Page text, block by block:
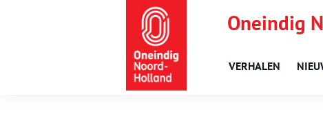
Oneindig
VERHALEN